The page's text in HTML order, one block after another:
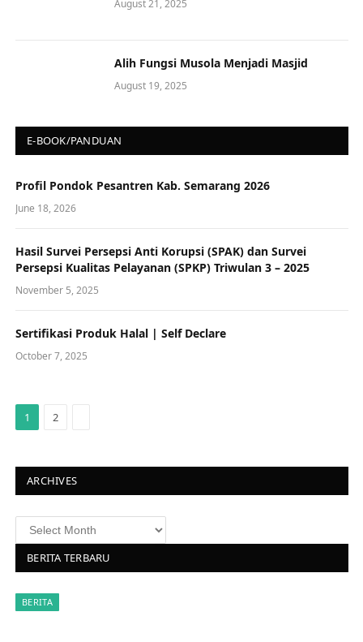
August 21, 2025
Alih Fungsi Musola Menjadi Masjid
August 19, 2025
E-BOOK/PANDUAN
Profil Pondok Pesantren Kab. Semarang 2026
June 18, 2026
Hasil Survei Persepsi Anti Korupsi (SPAK) dan Survei
Persepsi Kualitas Pelayanan (SPKP) Triwulan 3 – 2025
November 5, 2025
Sertifikasi Produk Halal | Self Declare
October 7, 2025
1 2
ARCHIVES
Archives
BERITA TERBARU
BERITA